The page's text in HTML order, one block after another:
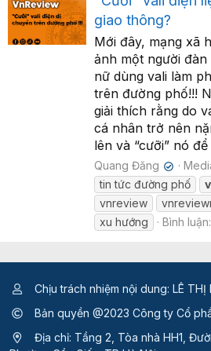
giao thông?
Mới đây, mạng xã
ảnh một người
nữ dùng vali làm
trên đường phố!!!
giải thích rằng do
cá nhân trở nên
lên và “cưỡi” nó
Quang Đăng ✔
tin tức đường phố
vnreview
xu hướng
Bình
Chịu trách nhiệm nội dung: LÊ THỊ
Bản quyền @2023 Công ty Cổ
Địa chỉ: Tầng 2, Tòa nhà HH1,